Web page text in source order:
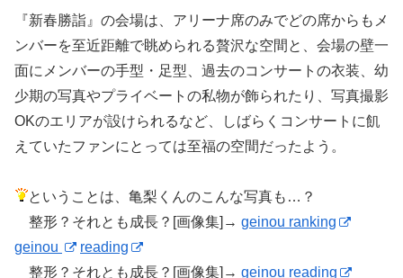
『新春勝詣』の会場は、アリーナ席のみでどの席からもメ
ンバーを至近距離で眺められる贅沢な空間と、会場の壁一
面にメンバーの手型・足型、過去のコンサートの衣装、幼
少期の写真やプライベートの私物が飾られたり、写真撮影
OKのエリアが設けられるなど、しばらくコンサートに飢
えていたファンにとっては至福の空間だったよう。
ということは、亀梨くんのこんな写真も…？
整形？それとも成長？[画像集]→ geinou ranking
geinou
reading
整形？それとも成長？[画像集]→ geinou reading